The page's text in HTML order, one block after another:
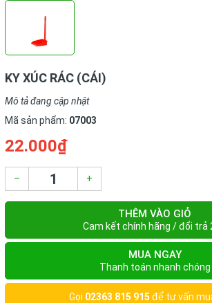
KY XÚC RÁC (CÁI)
Mô tả đang cập nhật
Mã sản phẩm: 07003
22.000₫
– +
THÊM VÀO GIỎ
Cam kết chính hãng / đổi trả
MUA NGAY
Thanh toán nhanh chóng
Gọi 02363 815 915 để tư vấn